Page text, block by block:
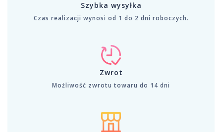
Szybka wysyłka
Czas realizacji wynosi od 1 do 2 dni roboczych.
Zwrot
Możliwość zwrotu towaru do 14 dni